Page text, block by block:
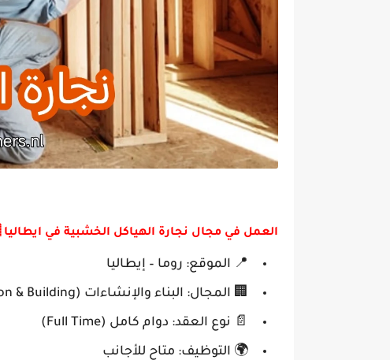
العمل في مجال نجارة الهياكل الخشبية في ايطاليا 🇮🇹...
📍 الموقع: روما – إيطاليا
🏢 المجال: البناء والإنشاءات (Construction & Building)
📄 نوع العقد: دوام كامل (Full Time)
🌍 التوظيف: متاح للأجانب